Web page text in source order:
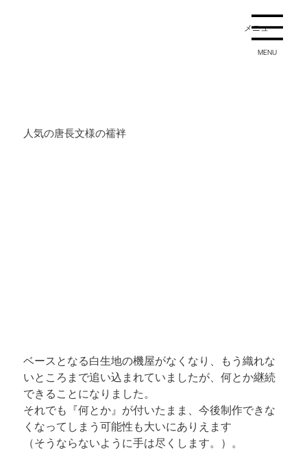
メニュー
MENU
人気の唐長文様の襦袢
ベースとなる白生地の機屋がなくなり、もう織れな
いところまで追い込まれていましたが、何とか継続
できることになりました。
それでも『何とか』が付いたまま、今後制作できな
くなってしまう可能性も大いにありえます
（そうならないように手は尽くします。）。